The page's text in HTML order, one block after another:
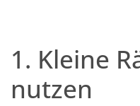
1. Kleine
nutzen